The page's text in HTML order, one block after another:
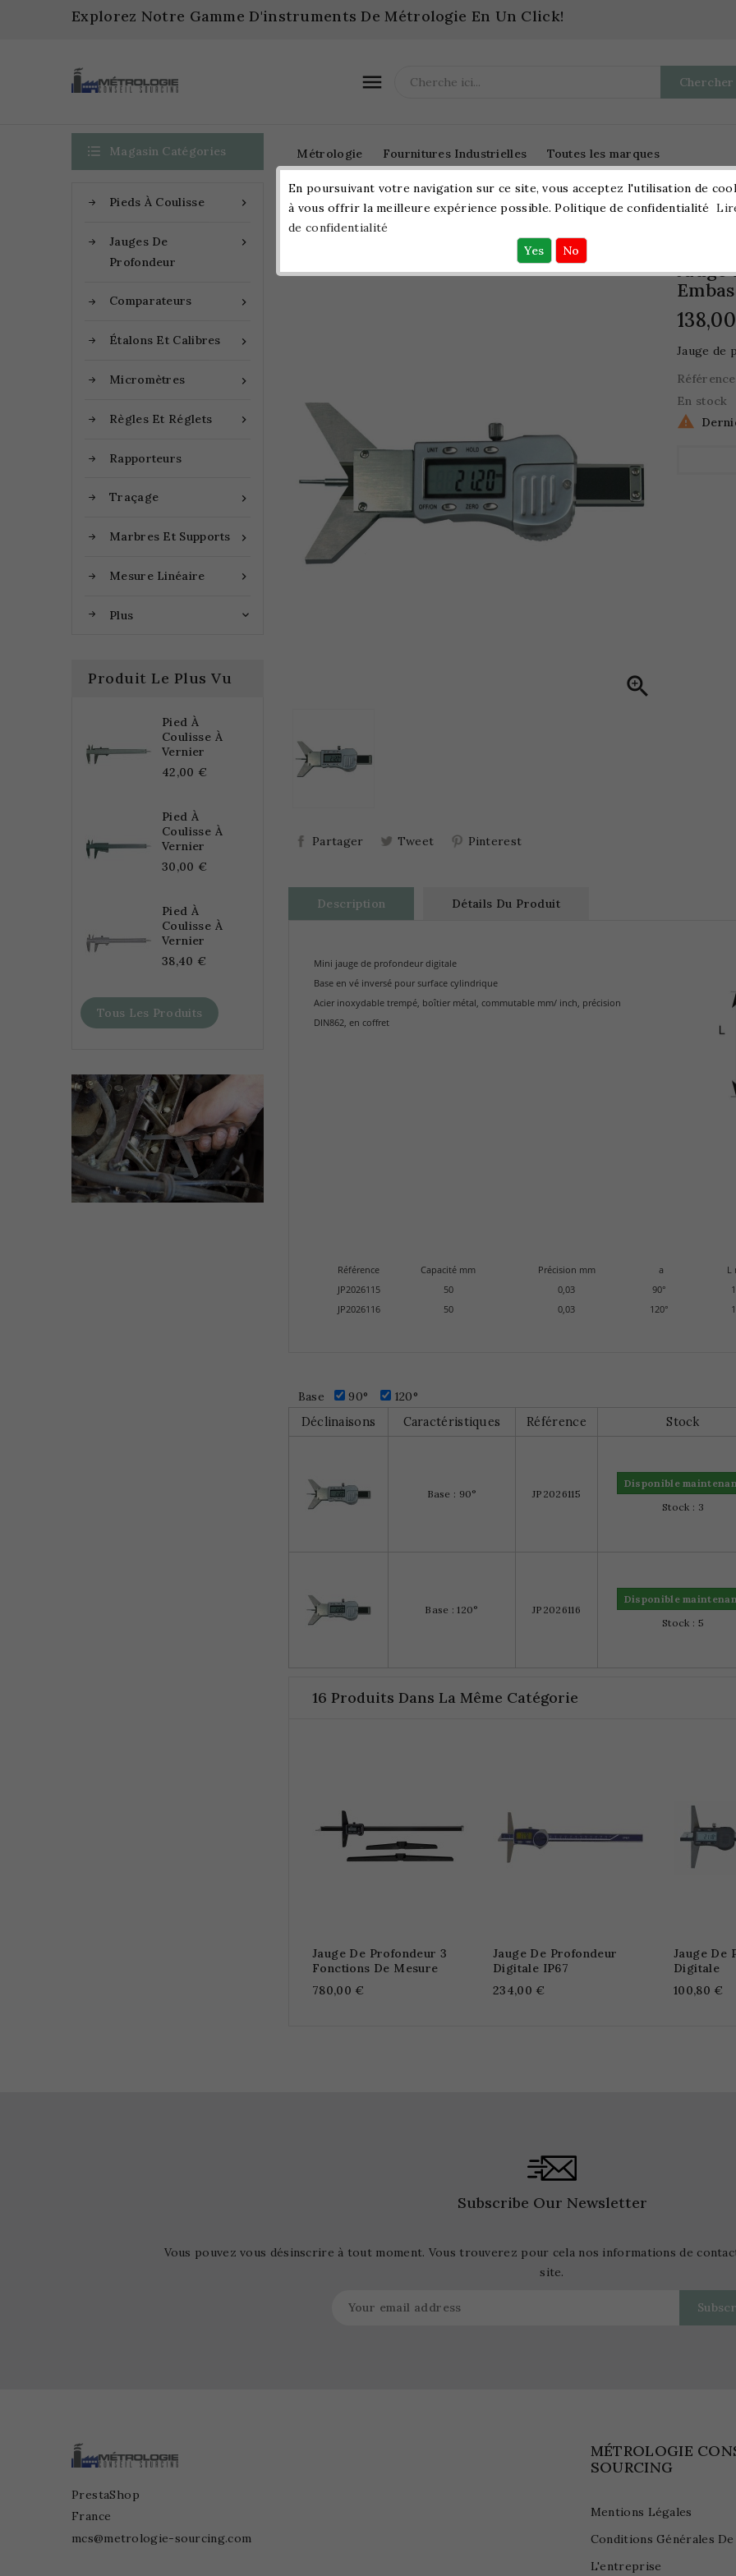
Explorez Notre Gamme D'instruments De Métrologie En Un Click!
 Chercher
Métrologie Fournitures Industrielles Toutes les marques
 Magasin Catégories

Pieds À Coulisse

Jauges De
Profondeur

Comparateurs

Étalons Et Calibres

Micromètres

Règles Et Réglets
Rapporteurs

Traçage

Marbres Et Supports

Mesure Linéaire
Plus 
Produit Le Plus Vu
Pied À
Coulisse À
Vernier
42,00 €
Pied À
Coulisse À
Vernier
30,00 €
Pied À
Coulisse À
Vernier
38,40 €
Tous Les Produits
Accueil Métrologie Jauges De Profondeur
Jauge
Jauge De Profondeur Digitale Avec Embase Pour Cylindres

Partager Tweet Pinterest
Jauge
Jauge de
Référence
En stock

Description Détails Du Produit
Mini jauge de profondeur digitale
Base en vé inversé pour surface cylindrique
Acier inoxydable trempé, boîtier métal, commutable mm/ inch, précision
DIN862, en coffret
Référence Capacité mm Précision mm a L
JP2026115
50 0,03 90°
JP2026116
50 0,03 120°
Base 90°
120°
Déclinaisons
Caractéristiques Référence Stock
Base : 90° JP2026115
Disponible
Stock : 3
Base : 120° JP2026116
Disponible
Stock : 5
16 Produits Dans La Même Catégorie
Jauge De Profondeur 3
Fonctions De Mesure
780,00 €
Jauge De Profondeur
Digitale IP67
234,00 €
Jauge De
Digitale
100,80 €
Subscribe Our Newsletter
Vous pouvez vous désinscrire à tout moment. Vous trouverez pour cela nos informations de
site.
MÉTROLOGIE
SOURCING
Mentions Légales
Conditions Générales De
L'entreprise
PrestaShop
France
mcs@metrologie-sourcing.com
En poursuivant votre navigation sur ce site, vous acceptez l'utilisation de
à vous offrir la meilleure expérience possible. Politique de confidentialité
de confidentialité